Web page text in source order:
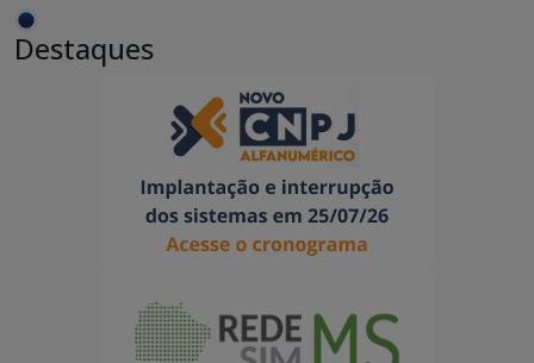
Destaques